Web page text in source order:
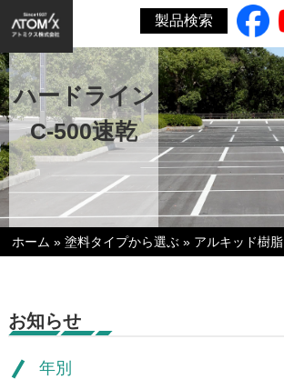
製品検索
ハードライン
C-500速乾
ホーム »塗料タイプから選ぶ » アルキッド樹脂
お知らせ
年別